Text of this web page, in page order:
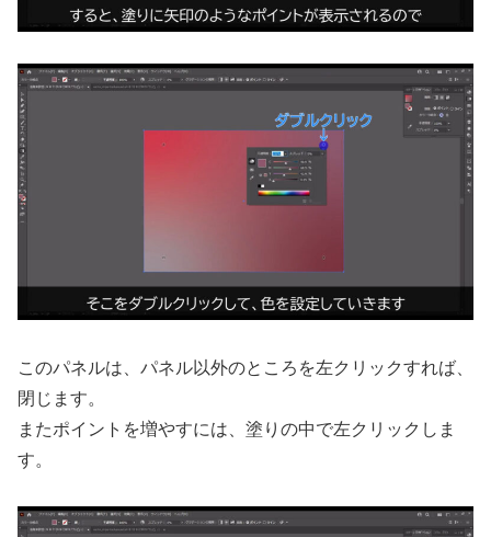
このパネルは、パネル以外のところを左クリックすれば、
閉じます。
またポイントを増やすには、塗りの中で左クリックしま
す。